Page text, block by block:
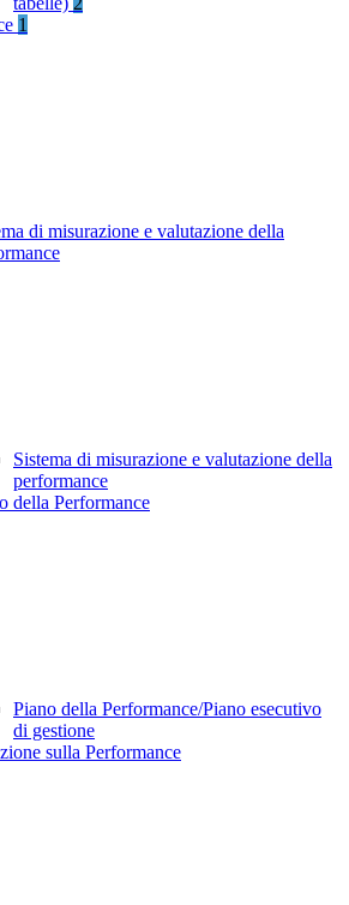
1
di misurazione e valutazione della
Sistema di misurazione e valutazione della
performance
della Performance
Piano della Performance/Piano esecutivo
di gestione
sulla Performance